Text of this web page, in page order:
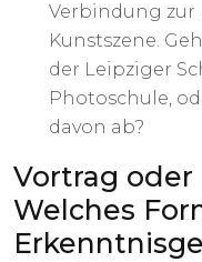
Verbindung zur
Kunstszene.
der Leipziger
Photoschule,
davon ab?
Vortrag oder
Welches